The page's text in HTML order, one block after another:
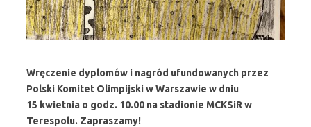
Wręczenie dyplomów i nagród ufundowanych przez
Polski Komitet Olimpijski w Warszawie w dniu
15 kwietnia o godz. 10.00 na stadionie MCKSiR w
Terespolu. Zapraszamy!